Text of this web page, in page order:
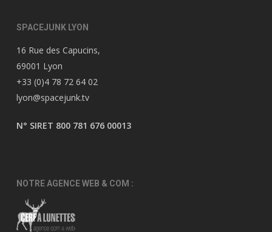
SPACEJUNK LYON
16 Rue des Capucins,
69001 Lyon
+33 (0)4 78 72 64 02
lyon@spacejunk.tv
N° SIRET 800 781 676 00013
NOTRE AGENCE WEB & COM :